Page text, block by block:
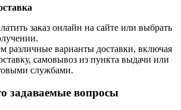
заказ онлайн на сайте или выбрать
различные варианты доставки, включая
самовывоз из пункта выдачи или
службами.
задаваемые вопросы